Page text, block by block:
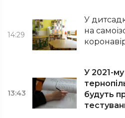
14:29
У
на
13:43
У 2021-
будуть